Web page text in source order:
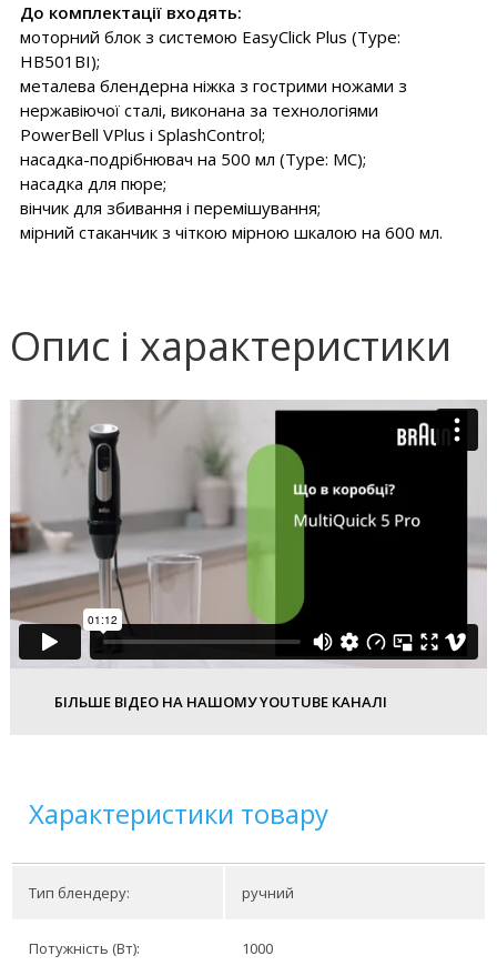
До комплектації входять:
моторний блок з системою EasyClick Plus (Type:
HB501BI);
металева блендерна ніжка з гострими ножами з
нержавіючої сталі, виконана за технологіями
PowerBell VPlus і SplashControl;
насадка-подрібнювач на 500 мл (Type: MC);
насадка для пюре;
вінчик для збивання і перемішування;
мірний стаканчик з чіткою мірною шкалою на 600 мл.
Опис і характеристики
БІЛЬШЕ ВІДЕО НА НАШОМУ YOUTUBE КАНАЛІ
Характеристики товару
Тип блендеру: ручний
Потужність (Вт): 1000